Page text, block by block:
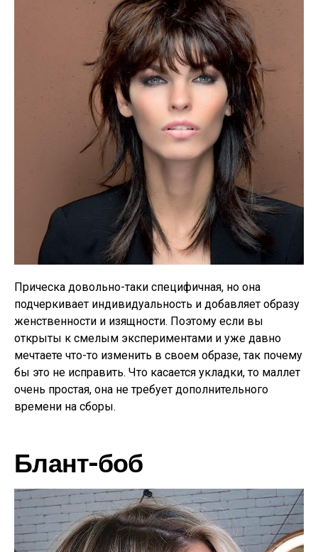
Прическа довольно-таки специфичная, но она
подчеркивает индивидуальность и добавляет образу
женственности и изящности. Поэтому если вы
открыты к смелым экспериментами и уже давно
мечтаете что-то изменить в своем образе, так почему
бы это не исправить. Что касается укладки, то маллет
очень простая, она не требует дополнительного
времени на сборы.
Блант-боб